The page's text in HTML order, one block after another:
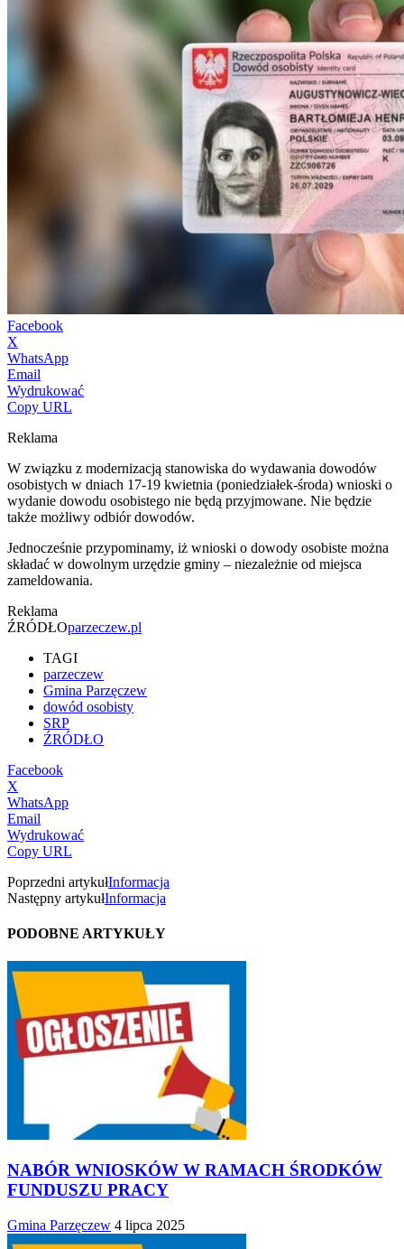
Facebook
X
WhatsApp
Email
Wydrukować
Copy URL
Reklama
W związku z modernizacją stanowiska do wydawania dowodów
osobistych w dniach 17-19 kwietnia (poniedziałek-środa) wnioski o
wydanie dowodu osobistego nie będą przyjmowane. Nie będzie
także możliwy odbiór dowodów.
Jednocześnie przypominamy, iż wnioski o dowody osobiste można
składać w dowolnym urzędzie gminy – niezależnie od miejsca
zameldowania.
Reklama
ŹRÓDŁOparzeczew.pl
TAGI
parzeczew
Gmina Parzęczew
dowód osobisty
SRP
ŹRÓDŁO
Facebook
X
WhatsApp
Email
Wydrukować
Copy URL
Poprzedni artykułInformacja
Następny artykułInformacja
PODOBNE ARTYKUŁY
NABÓR WNIOSKÓW W RAMACH ŚRODKÓW
FUNDUSZU PRACY
Gmina Parzęczew 4 lipca 2025